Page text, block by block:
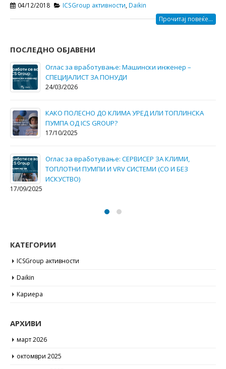
04/12/2018 ICSGroup активности Daikin
Прочитај повеќе...
ПОСЛЕДНО ОБЈАВЕНИ
Како да ги намалите трошоците за електрична
енергија и одржување во вашиот дом?
30/05/2025
Оглас за вработување: СЕРВИСЕР ЗА КЛИМИ,
ТОПЛОТНИ ПУМПИ И VRV СИСТЕМИ (СО И БЕЗ
ИСКУСТВО)
ICS Group – Daikin Kings- за највисок промет во 2024
годинa.
КАТЕГОРИИ
ICSGroup активности
Daikin
Кариера
АРХИВИ
март 2026
октомври 2025